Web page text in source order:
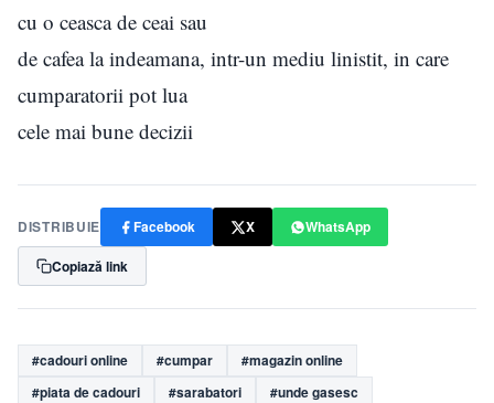
cu o ceasca de ceai sau
de cafea la indeamana, intr-un mediu linistit, in care
cumparatorii pot lua
cele mai bune decizii
DISTRIBUIE Facebook X
WhatsApp
Copiază link
#cadouri online #cumpar
#magazin online
#piata de cadouri
#sarabatori #unde gasesc